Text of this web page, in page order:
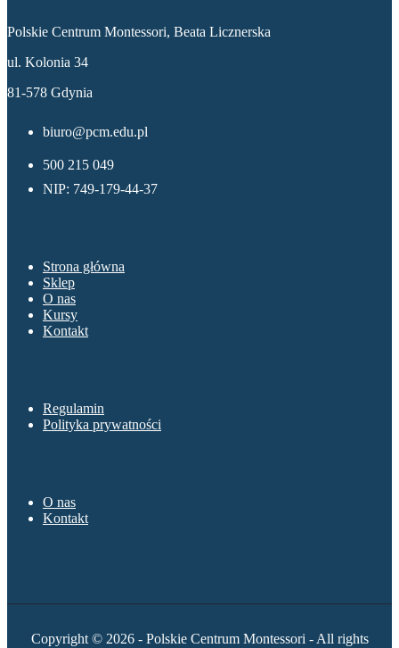
Polskie Centrum Montessori, Beata Licznerska
ul. Kolonia 34
81-578 Gdynia
biuro@pcm.edu.pl
500 215 049
NIP: 749-179-44-37
Strona główna
Sklep
O nas
Kursy
Kontakt
Regulamin
Polityka prywatności
O nas
Kontakt
Copyright © 2026 - Polskie Centrum Montessori - All rights